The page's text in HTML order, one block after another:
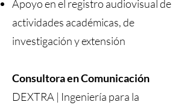
Apoyo en el registro audiovisual de
actividades académicas, de
investigación y extensión
Consultora en Comunicación
DEXTRA | Ingeniería para la